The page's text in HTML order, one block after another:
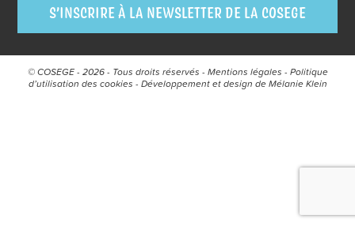
S’INSCRIRE À LA NEWSLETTER DE LA COSEGE
© COSEGE - 2026 - Tous droits réservés - Mentions légales - Politique
d’utilisation des cookies - Développement et design deMélanie Klein